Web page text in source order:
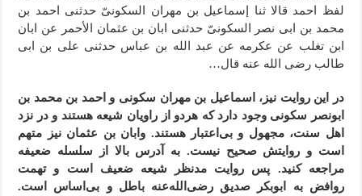
لفظ احمد قالا ثنا إسماعیل بن مهران السکونیّ حدثنی احمد بن
محمد بن ابى نصر السکونیّ حدثنی ابان بن عثمان الأحمر عن ابان
ابن تغلب عن عکرمه عن عبد الله بن عباس حدثنی على بن ابى
طالب رضى الله عنه قال…
در این روایت نیز، اسماعیل بن مهران سکونی و احمد بن محمد بن
ابونصر سکونی وجود دارد که هردو از راویان شیعه هستند و در نزد
اهل سنت، مجهول و بی‌اعتبار هستند. وابان بن عثمان نیز متهم
است و روایتش صحیح نیست. به آدرس بالا از سلسله ضعیفه
مراجعه کنید. پس روایت مدنظر شیعه ضعیف است و تهمت
روافض به ابوبکر صدیق رضی‌الله‌عنه باطل و بی‌اساس است.